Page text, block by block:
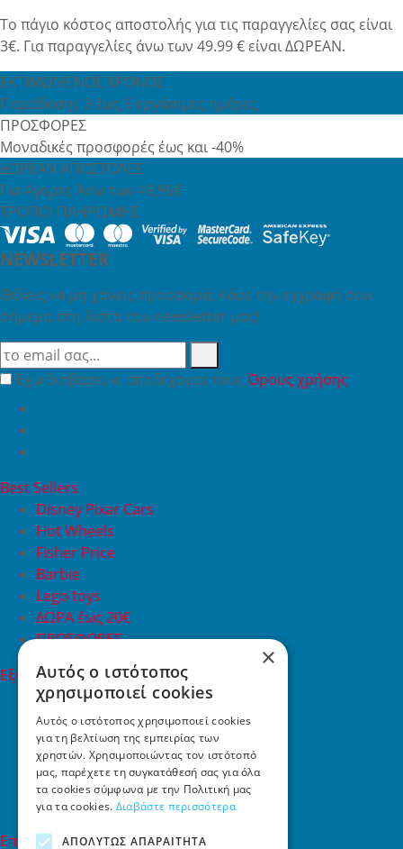
Το πάγιο κόστος αποστολής για τις παραγγελίες σας είναι
3€. Για παραγγελίες άνω των 49.99 € είναι ΔΩΡΕΑΝ.
ΕΚΤΙΜΩΜΕΝΟΣ ΧΡΟΝΟΣ
Παράδοσης 3 έως 6 εργάσιμες ημέρες
ΠΡΟΣΦΟΡΕΣ
Μοναδικές προσφορές έως και -40%
ΔΩΡΕΑΝ ΑΠΟΣΤΟΛΕΣ
Για Αγορές Άνω των 49,99€
ΤΡΟΠΟΙ ΠΛΗΡΩΜΗΣ
NEWSLETTER
Θέλεις να μη χάνεις προσφορά; Κάνε την εγγραφή σου
σήμερα στη λίστα του newsletter μας!
Έχω διαβάσει κι αποδέχομαι τουςΌρους χρήσης
Best Sellers
Disney Pixar Cars
Hot Wheels
Fisher Price
Barbie
Lego toys
ΔΩΡΑ έως 20€
ΠΡΟΣΦΟΡΕΣ
Εξυπηρέτηση Πελατών
Εξυπηρέτηση πελατών
Συχνές ερωτήσεις
Όροι χρήσης
Τρόποι Πληρωμής
Επιστροφές
Επικοινωνία
Επικοινωνία
×
Αυτός ο ιστότοπος
χρησιμοποιεί cookies
Αυτός ο ιστότοπος χρησιμοποιεί cookies
για τη βελτίωση της εμπειρίας των
χρηστών. Χρησιμοποιώντας τον ιστότοπό
μας, παρέχετε τη συγκατάθεσή σας για όλα
τα cookies σύμφωνα με την Πολιτική μας
για τα cookies. Διαβάστε περισσότερα
ΑΠΟΛΎΤΩΣ ΑΠΑΡΑΊΤΗΤΑ